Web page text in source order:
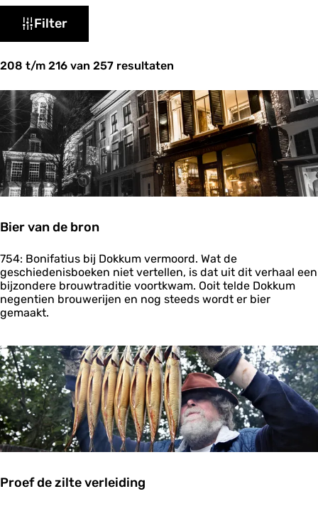
W
a
t
z
o
e
k
j
e
?
Filter
208 t/m 216 van 257 resultaten
Bier van de bron
B
i
e
r
v
d
e
b
r
o
n
754: Bonifatius bij Dokkum vermoord. Wat de
geschiedenisboeken niet vertellen, is dat uit dit verhaal een
bijzondere brouwtraditie voortkwam. Ooit telde Dokkum
negentien brouwerijen en nog steeds wordt er bier
gemaakt.
Proef de zilte verleiding